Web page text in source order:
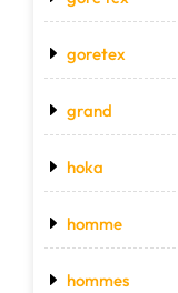
goretex
grand
hoka
homme
hommes